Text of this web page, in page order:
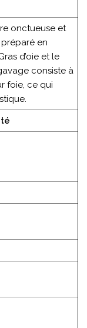
onctueuse et
en
d’oie et le
consiste à
foie, ce qui